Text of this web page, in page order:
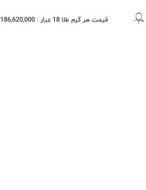
حساب کاربریقیمت هر گرم طلا 18 عیار : 186,620,000